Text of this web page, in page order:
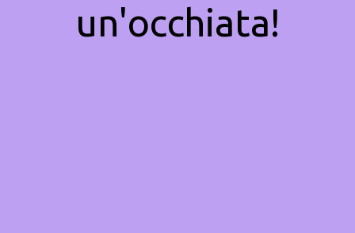
un'occhiata!